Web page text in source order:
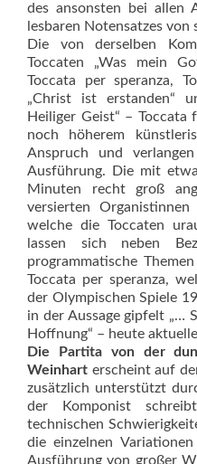
des ansonsten bei allen
lesbaren Notensatzes von
Die von derselben
Toccaten „Was mein
Toccata per speranza,
„Christ ist erstanden“
Heiliger Geist“ – Toccata
noch höherem
Anspruch und
Ausführung. Die mit
Minuten recht groß
versierten
welche die Toccaten
lassen sich neben
programmatische
Toccata per speranza,
der Olympischen Spiele
in der Aussage gipfelt „…
Hoffnung“ – heute
Die Partita von der
Weinhart erscheint auf
zusätzlich unterstützt
der Komponist
technischen
die einzelnen
Ausführung von großer